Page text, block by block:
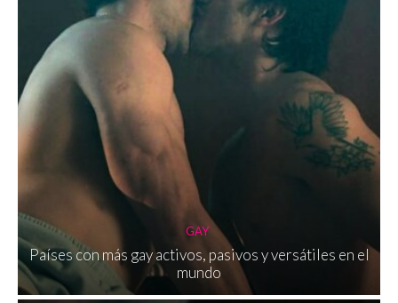
GAY
Países con más gay activos, pasivos y versátiles en el
mundo